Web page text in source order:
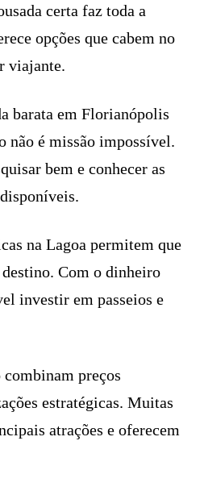
certa faz toda a
opções que cabem no
viajante.
barata em Florianópolis
não é missão impossível.
bem e conhecer as
na Lagoa permitem que
Com o dinheiro
investir em passeios e
combinam preços
estratégicas. Muitas
atrações e oferecem